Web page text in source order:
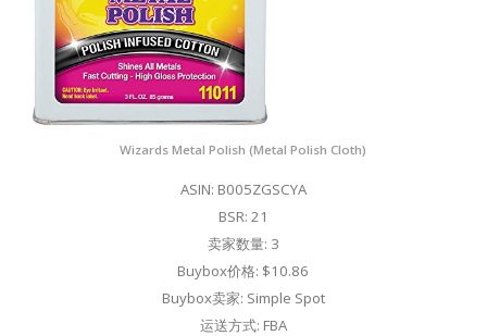
Wizards Metal Polish (Metal Polish Cloth)
ASIN: B005ZGSCYA
BSR: 21
卖家数量: 3
Buybox价格: $10.86
Buybox卖家: Simple Spot
运送方式: FBA